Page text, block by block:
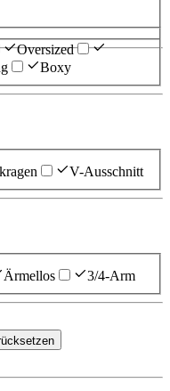
Oversized
Boxy
V-Ausschnitt
Ärmellos 3/4-Arm